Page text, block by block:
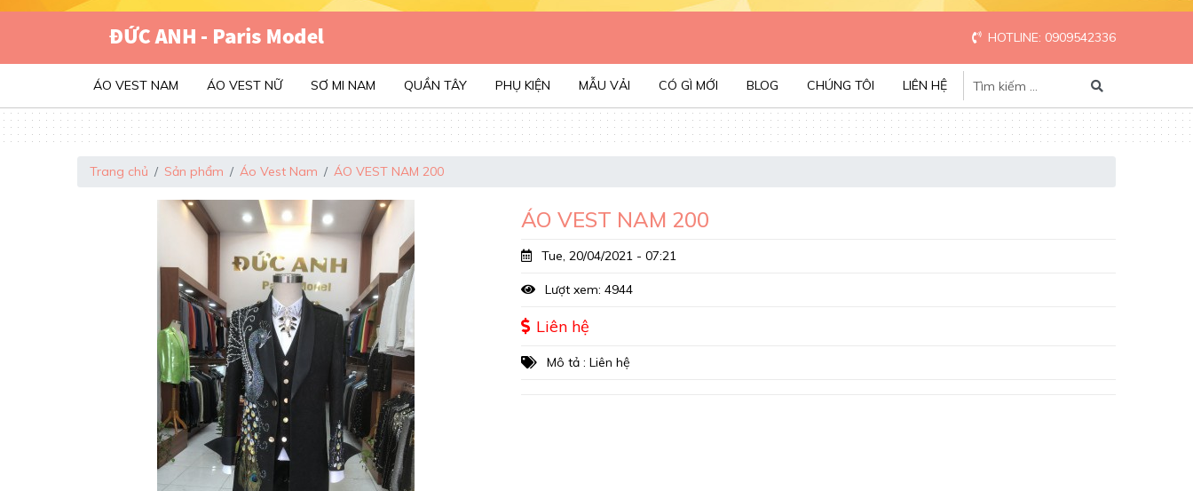
HOTLINE: 0909542336
ÁO VEST NAM ÁO VEST NỮ SƠ MI NAM QUẦN TÂY PHỤ KIỆN MẪU VẢI CÓ GÌ MỚI BLOG CHÚNG TÔI LIÊN HỆ
Trang chủ Sản phẩm Áo Vest Nam ÁO VEST NAM 200
ÁO VEST NAM 200
Tue, 20/04/2021 - 07:21
Lượt xem: 4944
Liên hệ
Mô tả : Liên hệ